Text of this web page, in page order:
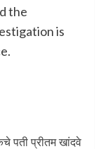
the
is
पती प्रीतम खांदवे